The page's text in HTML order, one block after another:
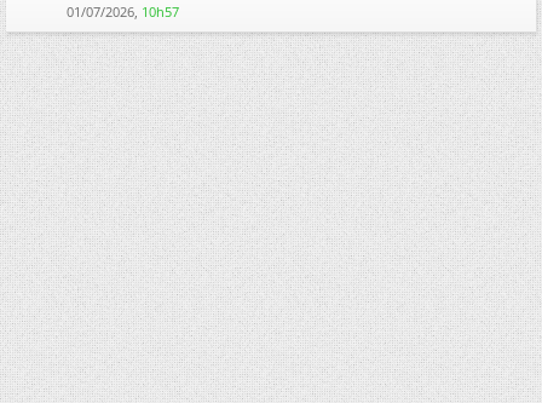
01/07/2026, 10h57